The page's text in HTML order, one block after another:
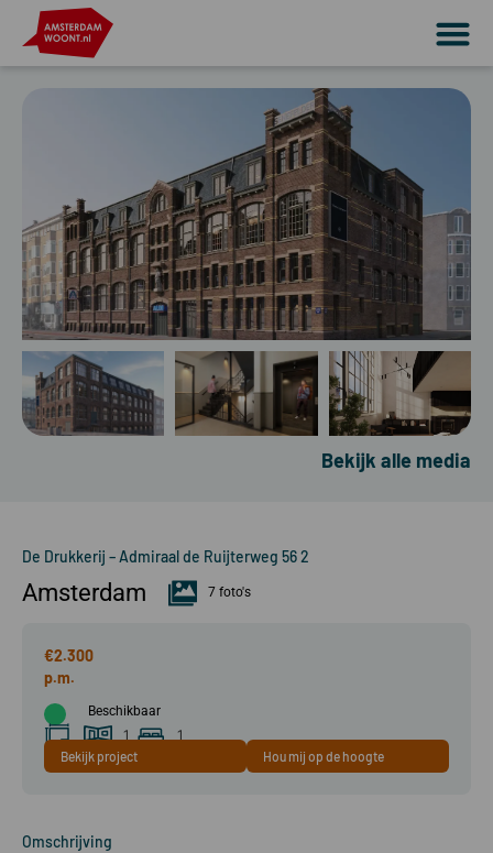
Bekijk alle media
De Drukkerij – Admiraal de Ruijterweg 56 2
Amsterdam 7 foto's
€2.300
Beschikbaar
64 m²
1
kamer(s)
1
Bekijk project Hou mij op de hoogte
Omschrijving